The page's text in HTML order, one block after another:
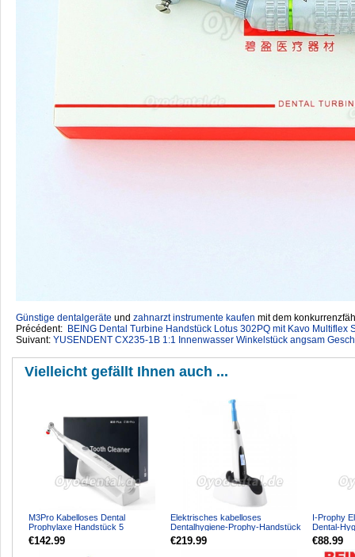
Günstige dentalgeräte ‎ und zahnarzt instrumente kaufen mit dem
Précédent: BEING Dental Turbine Handstück Lotus 302PQ mit Kavo Multiflex
Suivant: YUSENDENT CX235-1B 1:1 Innenwasser Winkelstück angsam
Vielleicht gefällt Ihnen auch ...
M3Pro Kabelloses Dental
Prophylaxe Handstück 5
Geschwindigkeiten 360° Rotation
€142.99
Elektrisches kabelloses
Dentalhygiene-Prophy-Handstück
10 Geschwindigkeitseinste...
€219.99
I-Prophy
Dental-
€88.99